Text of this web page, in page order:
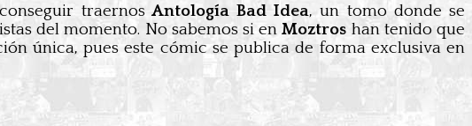
traernosAntología Bad Idea, un tomo donde se
del momento. No sabemos si enMoztros han tenido que
única, pues este cómic se publica de forma exclusiva en